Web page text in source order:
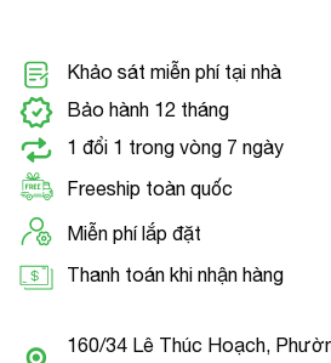
Khảo sát miễn phí tại nhà
Bảo hành 12 tháng
1 đổi 1 trong vòng 7 ngày
Freeship toàn quốc
Miễn phí lắp đặt
Thanh toán khi nhận hàng
160/34 Lê Thúc Hoạch,